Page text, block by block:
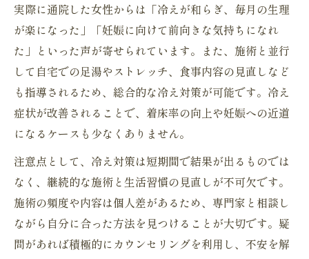
実際に通院した女性からは「冷えが和らぎ、毎月の生理
が楽になった」「妊娠に向けて前向きな気持ちになれ
た」といった声が寄せられています。また、施術と並行
して自宅での足湯やストレッチ、食事内容の見直しなど
も指導されるため、総合的な冷え対策が可能です。冷え
症状が改善されることで、着床率の向上や妊娠への近道
になるケースも少なくありません。
注意点として、冷え対策は短期間で結果が出るものでは
なく、継続的な施術と生活習慣の見直しが不可欠です。
施術の頻度や内容は個人差があるため、専門家と相談し
ながら自分に合った方法を見つけることが大切です。疑
問があれば積極的にカウンセリングを利用し、不安を解